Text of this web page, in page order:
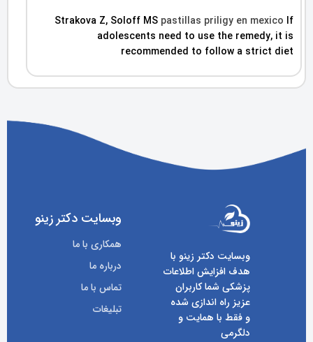
Strakova Z, Soloff MS pastillas priligy en mexico If
adolescents need to use the remedy, it is
recommended to follow a strict diet
وبسایت دکتر زینو با
هدف افزایش اطلاعات
پزشکی شما کاربران
عزیز راه اندازی شده
و فقط با همایت و
دلگرمی
وبسایت دکتر زینو
همکاری با ما
درباره ما
تماس با ما
تبلیغات